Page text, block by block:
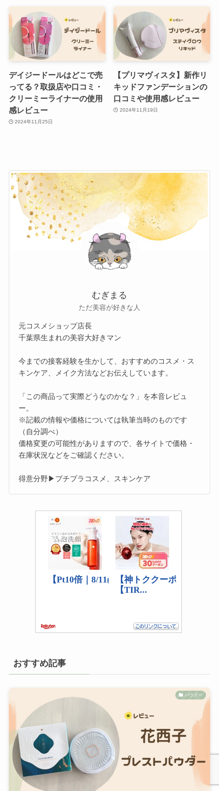
デイジードールはどこで売
ってる？取扱店や口コミ・
クリーミーライナーの使用
感レビュー
2024年11月25日
【プリマヴィスタ】新作リ
キッドファンデーションの
口コミや使用感レビュー
2024年11月19日
むぎまる
ただ美容が好きな人
元コスメショップ店長
千葉県生まれの美容大好きマン
今までの接客経験を生かして、おすすめのコスメ・ス
キンケア、メイク方法などお伝えしています。
「この商品って実際どうなのかな？」を本音レビュ
ー。
※記載の情報や価格については執筆当時のものです
（自分調べ）
価格変更の可能性がありますので、各サイトで価格・
在庫状況などをご確認ください。
得意分野▶プチプラコスメ、スキンケア
おすすめ記事
パウダー